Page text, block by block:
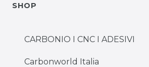
SHOP
CARBONIO I CNC I ADESIVI
Carbonworld Italia